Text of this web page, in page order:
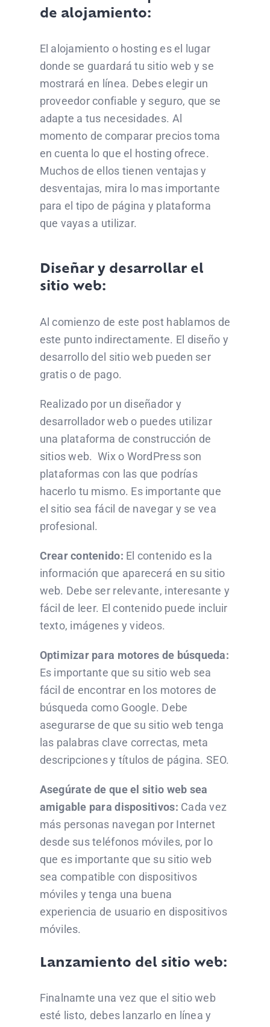
de alojamiento:
El alojamiento o hosting es el lugar
donde se guardará tu sitio web y se
mostrará en línea. Debes elegir un
proveedor confiable y seguro, que se
adapte a tus necesidades. Al
momento de comparar precios toma
en cuenta lo que el hosting ofrece.
Muchos de ellos tienen ventajas y
desventajas, mira lo mas importante
para el tipo de página y plataforma
que vayas a utilizar.
Diseñar y desarrollar el
sitio web:
Al comienzo de este post hablamos de
este punto indirectamente. El diseño y
desarrollo del sitio web pueden ser
gratis o de pago.
Realizado por un diseñador y
desarrollador web o puedes utilizar
una plataforma de construcción de
sitios web. Wix o WordPress son
plataformas con las que podrías
hacerlo tu mismo. Es importante que
el sitio sea fácil de navegar y se vea
profesional.
Crear contenido: El contenido es la
información que aparecerá en su sitio
web. Debe ser relevante, interesante y
fácil de leer. El contenido puede incluir
texto, imágenes y videos.
Optimizar para motores de búsqueda:
Es importante que su sitio web sea
fácil de encontrar en los motores de
búsqueda como Google. Debe
asegurarse de que su sitio web tenga
las palabras clave correctas, meta
descripciones y títulos de página. SEO.
Asegúrate de que el sitio web sea
amigable para dispositivos: Cada vez
más personas navegan por Internet
desde sus teléfonos móviles, por lo
que es importante que su sitio web
sea compatible con dispositivos
móviles y tenga una buena
experiencia de usuario en dispositivos
móviles.
Lanzamiento del sitio web:
Finalnamte una vez que el sitio web
esté listo, debes lanzarlo en línea y